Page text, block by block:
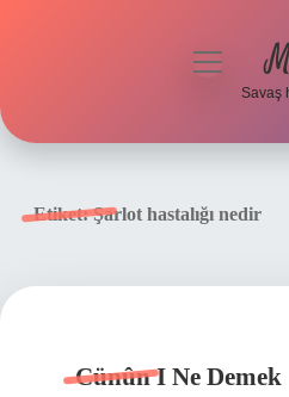
menüyü
Savaş
Etiket:Şarlot hastalığı nedir
Cünûn I Ne Demek